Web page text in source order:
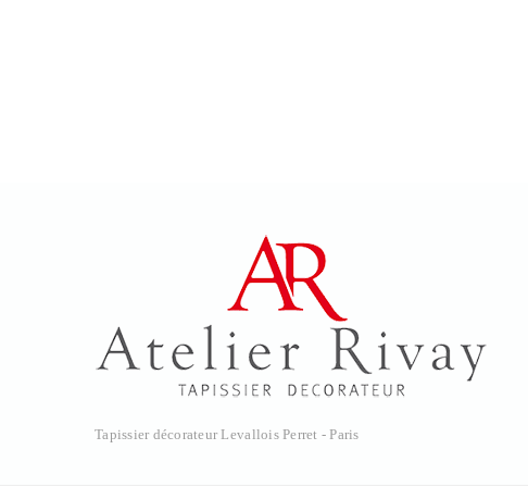
Tapissier décorateur Levallois Perret - Paris